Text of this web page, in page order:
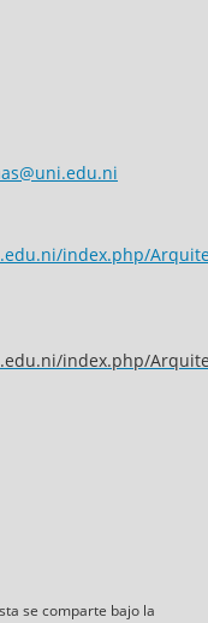
index.php/
index.php/
se comparte bajo la